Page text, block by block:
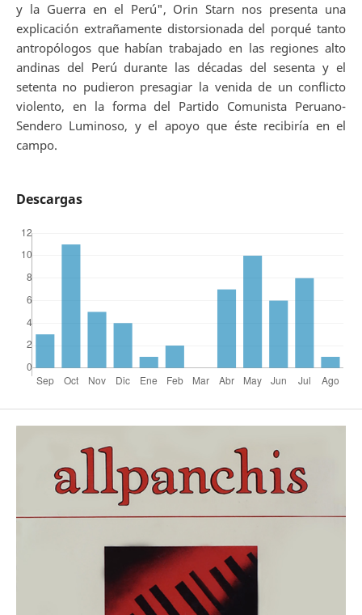
y la Guerra en el Perú", Orin Starn nos presenta una
explicación extrañamente distorsionada del porqué tanto
antropólogos que habían trabajado en las regiones alto
andinas del Perú durante las décadas del sesenta y el
setenta no pudieron presagiar la venida de un conflicto
violento, en la forma del Partido Comunista Peruano-
Sendero Luminoso, y el apoyo que éste recibiría en el
campo.
Descargas